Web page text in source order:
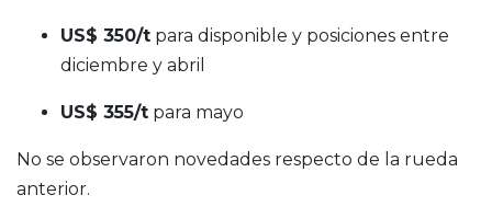
US$ 350/t para disponible y posiciones entre
diciembre y abril
US$ 355/t para mayo
No se observaron novedades respecto de la rueda
anterior.